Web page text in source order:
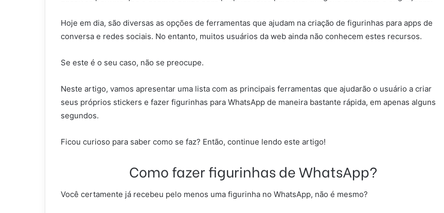
Hoje em dia, são diversas as opções de ferramentas que ajudam na criação de figurinhas para apps de
conversa e redes sociais. No entanto, muitos usuários da web ainda não conhecem estes recursos.
Se este é o seu caso, não se preocupe.
Neste artigo, vamos apresentar uma lista com as principais ferramentas que ajudarão o usuário a criar
seus próprios stickers e fazer figurinhas para WhatsApp de maneira bastante rápida, em apenas alguns
segundos.
Ficou curioso para saber como se faz? Então, continue lendo este artigo!
Como fazer figurinhas de WhatsApp?
Você certamente já recebeu pelo menos uma figurinha no WhatsApp, não é mesmo?